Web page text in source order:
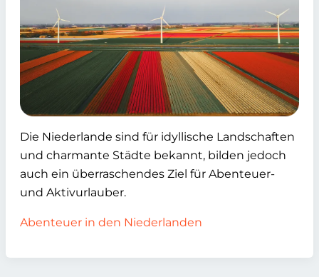
Die Niederlande sind für idyllische Landschaften
und charmante Städte bekannt, bilden jedoch
auch ein überraschendes Ziel für Abenteuer-
und Aktivurlauber.
Abenteuer in den Niederlanden